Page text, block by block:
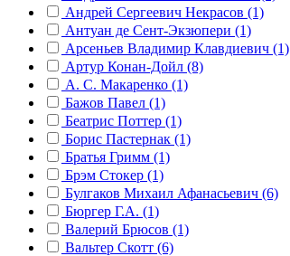
Андрей Сергеевич Некрасов (1)
Антуан де Сент-Экзюпери (1)
Арсеньев Владимир Клавдиевич (1)
Артур Конан-Дойл (8)
А. С. Макаренко (1)
Бажов Павел (1)
Беатрис Поттер (1)
Борис Пастернак (1)
Братья Гримм (1)
Брэм Стокер (1)
Булгаков Михаил Афанасьевич (6)
Бюргер Г.А. (1)
Валерий Брюсов (1)
Вальтер Скотт (6)